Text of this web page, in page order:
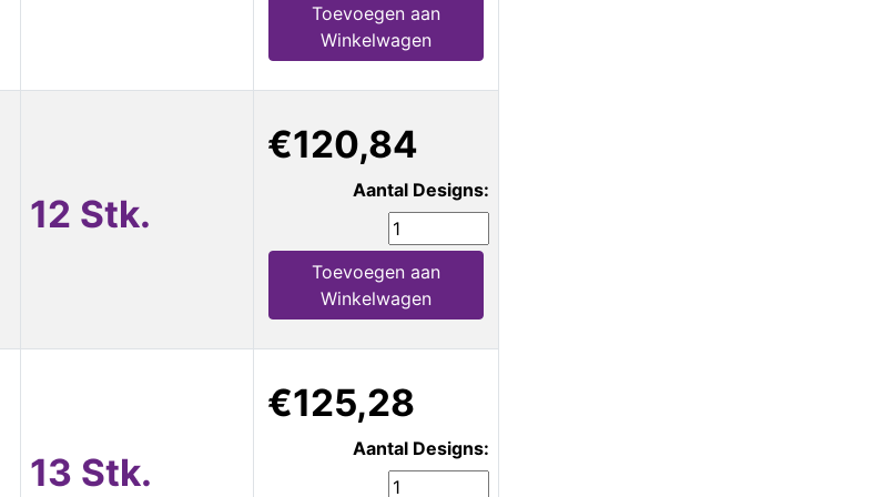
Toevoegen aan
Winkelwagen
12 Stk.
€120,84
Aantal Designs:
Toevoegen aan
Winkelwagen
13 Stk.
€125,28
Aantal Designs: